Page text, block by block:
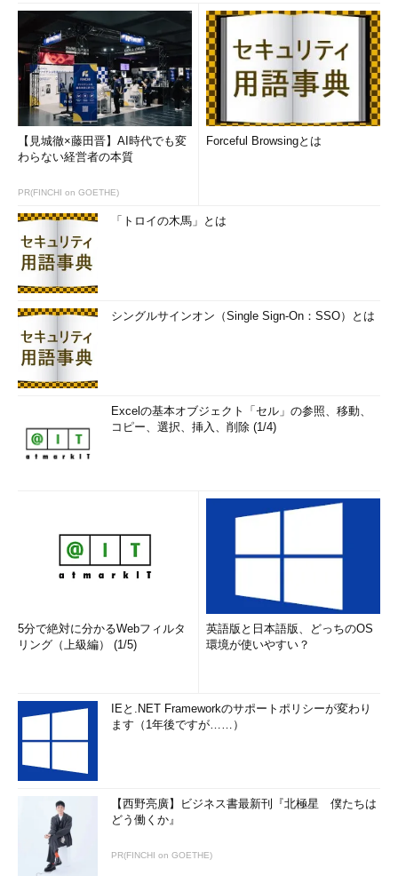
【見城徹×藤田晋】AI時代でも変
わらない経営者の本質
PR(FINCHI on GOETHE)
Forceful Browsingとは
「トロイの木馬」とは
シングルサインオン（Single Sign-On：SSO）とは
Excelの基本オブジェクト「セル」の参照、移動、
コピー、選択、挿入、削除 (1/4)
5分で絶対に分かるWebフィルタ
リング（上級編） (1/5)
英語版と日本語版、どっちのOS
環境が使いやすい？
IEと.NET Frameworkのサポートポリシーが変わり
ます（1年後ですが……）
【西野亮廣】ビジネス書最新刊『北極星 僕たちは
どう働くか』
PR(FINCHI on GOETHE)